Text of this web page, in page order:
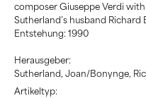
composer Giuseppe Verdi
Sutherland’s husband Richard
Entstehung: 1990
Herausgeber:
Sutherland, Joan/Bonynge,
Artikeltyp: